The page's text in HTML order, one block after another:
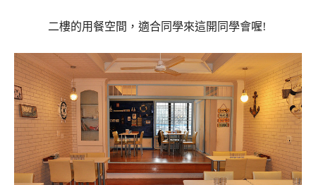
二樓的用餐空間，適合同學來這開同學會喔!